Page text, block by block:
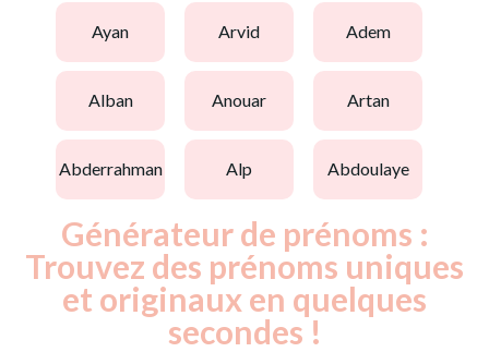
ayan arvid adem
alban anouar artan
abderrahman alp abdoulaye
Générateur de prénoms :
Trouvez des prénoms uniques
et originaux en quelques
secondes !